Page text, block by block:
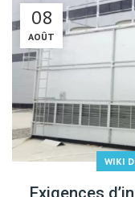
08
AOÛT
WIKI
Exigences